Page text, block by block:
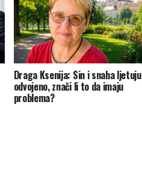
Draga Ksenija: Sin i snaha ljetuju
odvojeno, znači li to da imaju
problema?